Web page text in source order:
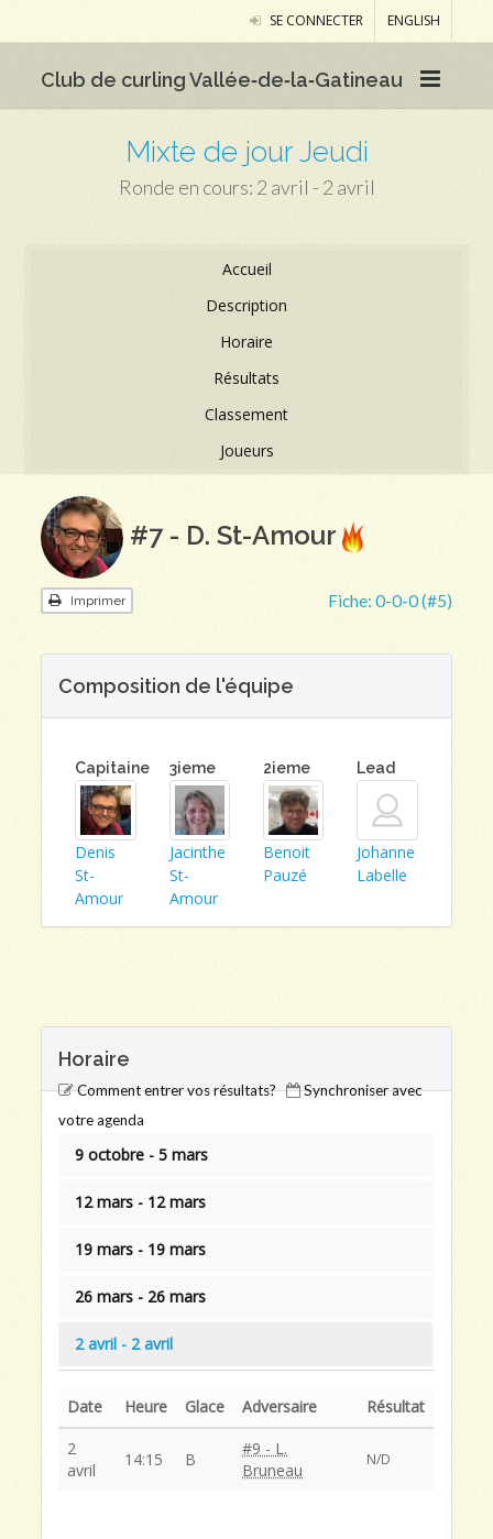
SE CONNECTER ENGLISH
Club de curling Vallée‑de‑la‑Gatineau
Mixte de jour Jeudi
Ronde en cours: 2 avril - 2 avril
Accueil
Description
Horaire
Résultats
Classement
Joueurs
#7 - D. St-Amour
Imprimer Fiche: 0-0-0 (#5)
Composition de l'équipe
Capitaine
Denis
St-
Amour
3ieme
Jacinthe
St-
Amour
2ieme
Benoit
Pauzé
Lead
Johanne
Labelle
Horaire
Comment entrer vos résultats?
Synchroniser avec
votre agenda
9 octobre - 5 mars
12 mars - 12 mars
19 mars - 19 mars
26 mars - 26 mars
2 avril - 2 avril
Date Heure Glace Adversaire
Résultat
2
avril
14:15 B
#9 - L.
Bruneau
N/D